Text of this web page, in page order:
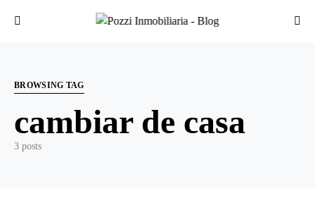
Search for:
BROWSING TAG
cambiar de casa
3 posts